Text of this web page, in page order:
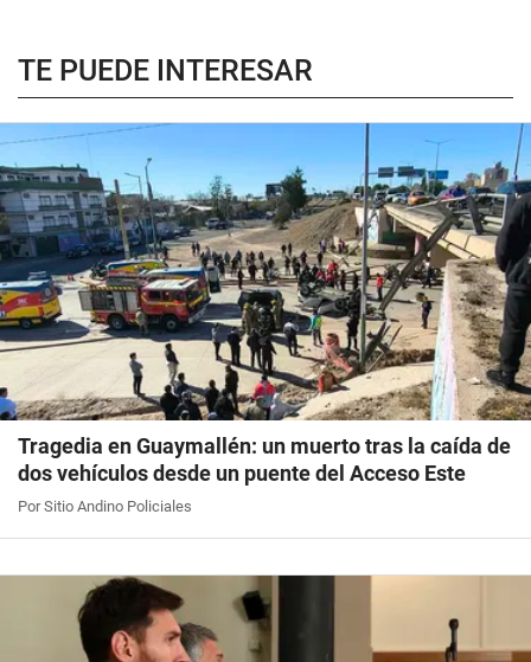
TE PUEDE INTERESAR
Tragedia en Guaymallén: un muerto tras la caída de
dos vehículos desde un puente del Acceso Este
Por Sitio Andino Policiales